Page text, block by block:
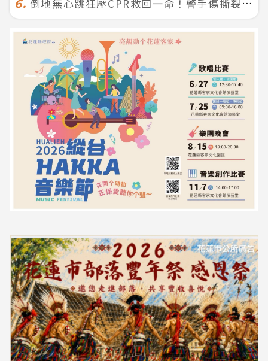
6. 倒地無心跳狂壓CPR救回一命！警手傷撕裂仍不放手 竟救到藝人何篤霖哥哥